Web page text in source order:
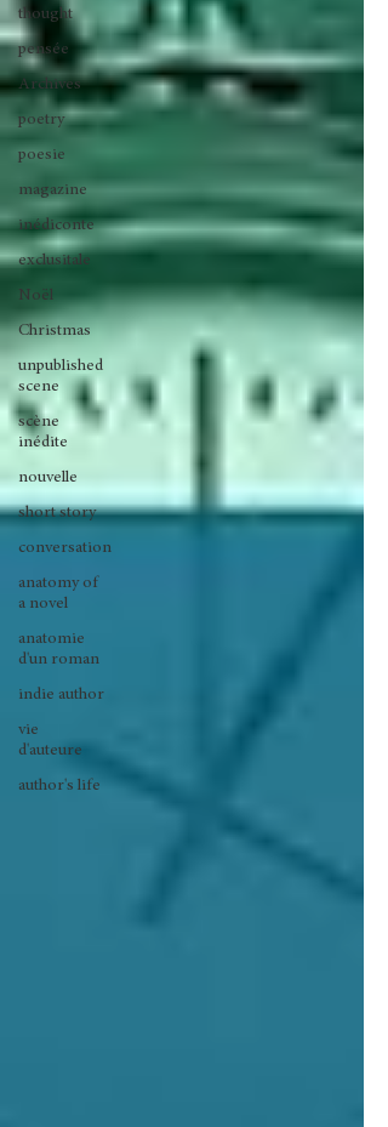
thought
pensée
Archives
poetry
poesie
magazine
inédiconte
exclusitale
Noël
Christmas
unpublished
scene
scène
inédite
nouvelle
short story
conversation
anatomy of
a novel
anatomie
d'un roman
indie author
vie
d'auteure
author's life